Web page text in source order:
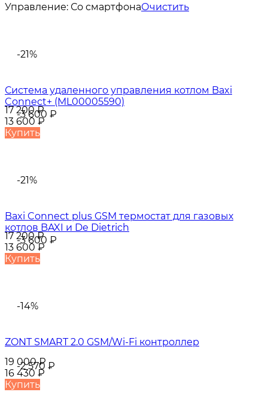
Управление: Со смартфонаОчистить
-21%
-3 600 ₽
Система удаленного управления котлом Baxi
Connect+ (ML00005590)
17 200₽
13 600₽
Купить
-21%
-3 600 ₽
Baxi Connect plus GSM термостат для газовых
котлов BAXI и De Dietrich
17 200₽
13 600₽
Купить
-14%
-2 570 ₽
ZONT SMART 2.0 GSM/Wi-Fi контроллер
19 000₽
16 430₽
Купить